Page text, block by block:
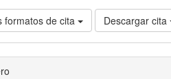
formatos de cita Descargar cita